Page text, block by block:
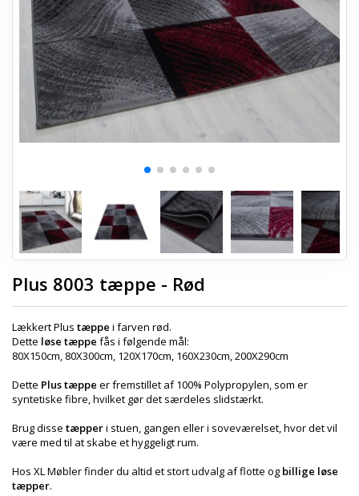
HAVEMØBLER
OUTLET
Plus 8003 tæppe - Rød
Lækkert Plus tæppe i farven rød.
Dette løse tæppe fås i følgende mål:
80X150cm, 80X300cm, 120X170cm, 160X230cm, 200X290cm
Dette Plus tæppe er fremstillet af 100% Polypropylen, som er
syntetiske fibre, hvilket gør det særdeles slidstærkt.
Brug disse tæpperi stuen, gangen eller i soveværelset, hvor det vil
være med til at skabe et hyggeligt rum.
Hos XL Møbler finder du altid et stort udvalg af flotte og billige løse
tæpper.